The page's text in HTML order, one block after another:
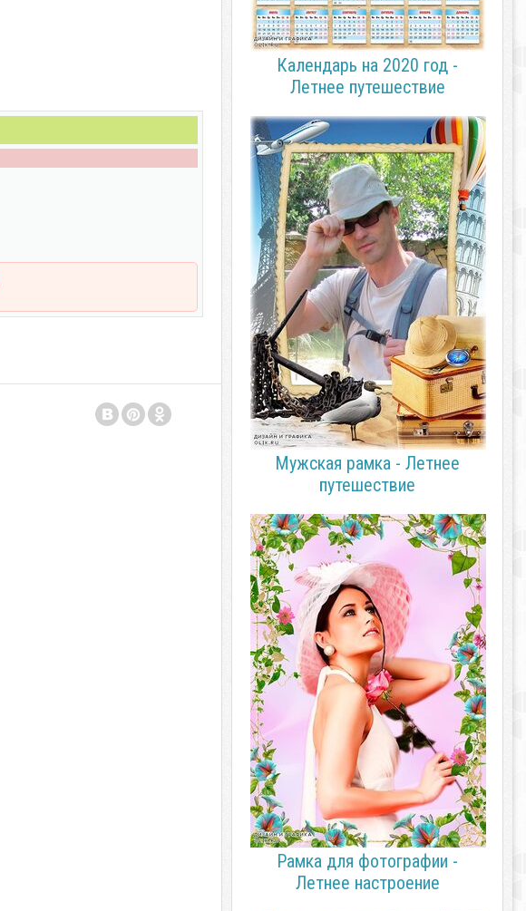
Календарь на 2020 год -
Летнее путешествие
Мужская рамка - Летнее
путешествие
Рамка для фотографии -
Летнее настроение